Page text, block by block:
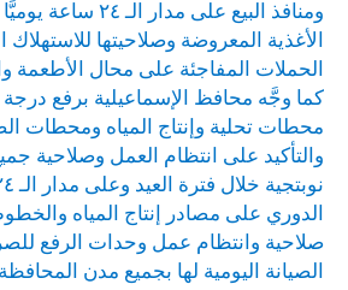
ومنافذ البيع على
الأغذية المعروضة وصلاحيتها
الحملات المفاجئة على محال الأطعمة
كما وجَّه محافظ الإسماعيلية برفع درجة
محطات تحلية وإنتاج المياه ومحطات
والتأكيد على انتظام العمل وصلاحية
الدوري على مصادر إنتاج المياه
صلاحية وانتظام عمل وحدات الرفع
الصيانة اليومية لها بجميع مدن